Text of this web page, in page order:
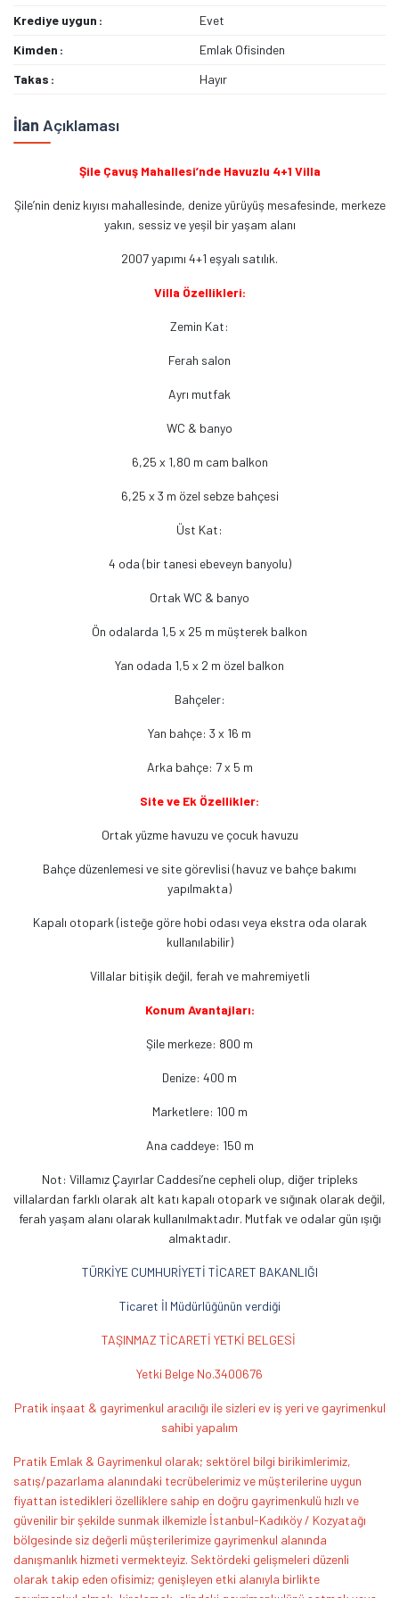
Krediye uygun
Evet
Kimden
Emlak Ofisinden
Takas
Hayır
İlan Açıklaması
Şile Çavuş Mahallesi’nde Havuzlu 4+1 Villa
Şile’nin deniz kıyısı mahallesinde, denize yürüyüş mesafesinde, merkeze
yakın, sessiz ve yeşil bir yaşam alanı
2007 yapımı 4+1 eşyalı satılık.
Villa Özellikleri:
Zemin Kat:
Ferah salon
Ayrı mutfak
WC & banyo
6,25 x 1,80 m cam balkon
6,25 x 3 m özel sebze bahçesi
Üst Kat:
4 oda (bir tanesi ebeveyn banyolu)
Ortak WC & banyo
Ön odalarda 1,5 x 25 m müşterek balkon
Yan odada 1,5 x 2 m özel balkon
Bahçeler:
Yan bahçe: 3 x 16 m
Arka bahçe: 7 x 5 m
Site ve Ek Özellikler:
Ortak yüzme havuzu ve çocuk havuzu
Bahçe düzenlemesi ve site görevlisi (havuz ve bahçe bakımı
yapılmakta)
Kapalı otopark (isteğe göre hobi odası veya ekstra oda olarak
kullanılabilir)
Villalar bitişik değil, ferah ve mahremiyetli
Konum Avantajları:
Şile merkeze: 800 m
Denize: 400 m
Marketlere: 100 m
Ana caddeye: 150 m
Not: Villamız Çayırlar Caddesi’ne cepheli olup, diğer tripleks
villalardan farklı olarak alt katı kapalı otopark ve sığınak olarak değil,
ferah yaşam alanı olarak kullanılmaktadır. Mutfak ve odalar gün ışığı
almaktadır.
TÜRKİYE CUMHURİYETİ TİCARET BAKANLIĞI
Ticaret İl Müdürlüğünün verdiği
TAŞINMAZ TİCARETİ YETKİ BELGESİ
Yetki Belge No.3400676
Pratik inşaat & gayrimenkul aracılığı ile sizleri ev iş yeri ve gayrimenkul
sahibi yapalım
Pratik Emlak & Gayrimenkul olarak; sektörel bilgi birikimlerimiz,
satış/pazarlama alanındaki tecrübelerimiz ve müşterilerine uygun
fiyattan istedikleri özelliklere sahip en doğru gayrimenkulü hızlı ve
güvenilir bir şekilde sunmak ilkemizle İstanbul-Kadıköy / Kozyatağı
bölgesinde siz değerli müşterilerimize gayrimenkul alanında
danışmanlık hizmeti vermekteyiz. Sektördeki gelişmeleri düzenli
olarak takip eden ofisimiz; genişleyen etki alanıyla birlikte